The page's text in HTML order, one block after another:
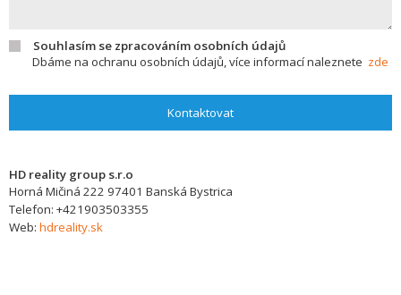
Souhlasím se zpracováním osobních údajů
Dbáme na ochranu osobních údajů, více informací naleznete zde
Kontaktovat
HD reality group s.r.o
Horná Mičiná 222 97401 Banská Bystrica
Telefon: +421903503355
Web: hdreality.sk